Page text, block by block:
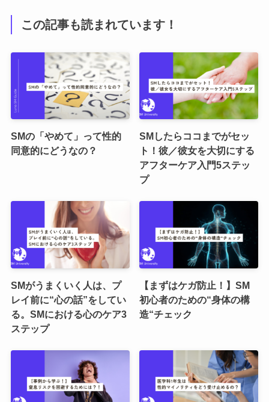
この記事も読まれています！
SMの「やめて」って性的
同意的にどうなの？
SMしたらココまでがセッ
ト！彼／彼女を大切にする
アフターケア入門5ステッ
プ
SMがうまくいく人は、プ
レイ前に“心の話”をしてい
る。SMにおける心のケア3
ステップ
【まずはケガ防止！】SM
初心者のための“身体の構
造“チェック